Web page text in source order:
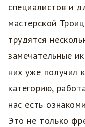
специалистов и
мастерской
трудятся
замечательные
них уже получил
категорию,
нас есть
Это не только